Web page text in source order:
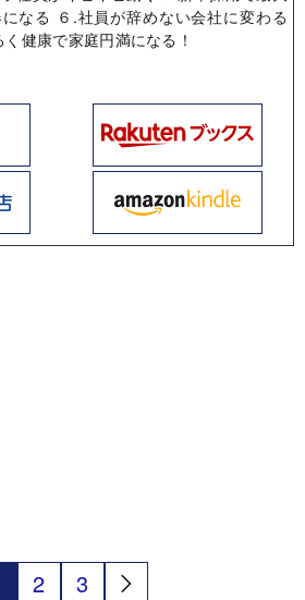
なる ６.社員が辞めない会社に変わる
く健康で家庭円満になる！
2 3